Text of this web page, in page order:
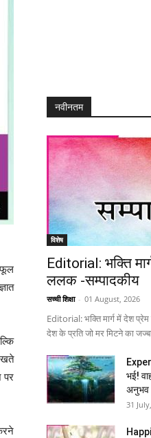
फूल
पर
नवीनतम
विशेष
Editorial: भक्ति
ललक -सम्पादकीय
सच्ची शिक्षा - 01 August, 2026
Editorial: भक्ति मार्ग में देश
देश के प्रति जो मर मिटने का
भई!
अनुभव
31